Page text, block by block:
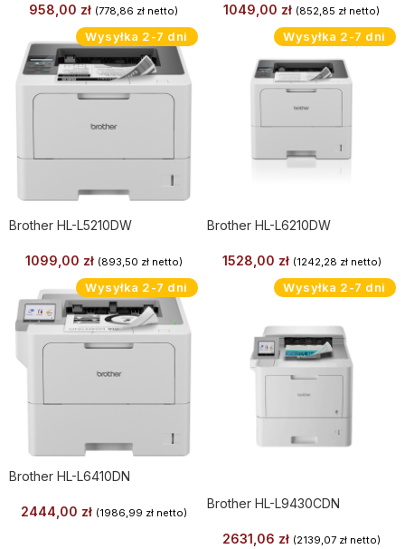
958,00 zł (778,86 zł netto) 1049,00 zł (852,85 zł netto)
Wysyłka 2-7 dni
Brother HL-L5210DW
1099,00 zł (893,50 złnetto)
Wysyłka 2-7 dni
Brother HL-L6210DW
1528,00 zł (1242,28 złnetto)
Wysyłka 2-7 dni
Brother HL-L6410DN
2444,00 zł (1986,99 złnetto)
Wysyłka 2-7 dni
Brother HL-L9430CDN
2631,06 zł (2139,07 zł netto)